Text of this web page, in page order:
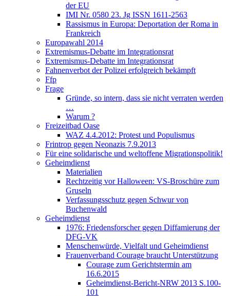
der EU
IMI Nr. 0580 23. Jg ISSN 1611-2563
Rassismus in Europa: Deportation der Roma in
Frankreich
Europawahl 2014
Extremismus-Debatte im Integrationsrat
Extremismus-Debatte im Integrationsrat
Fahnenverbot der Polizei erfolgreich bekämpft
Ffp
Frage
Gründe, so intern, dass sie nicht verraten werden
…
Warum ?
Freizeitbad Oase
WAZ 4.4.2012: Protest und Populismus
Frintrop gegen Neonazis 7.9.2013
Für eine solidarische und weltoffene Migrationspolitik!
Geheimdienst
Materialien
Rechtzeitig vor Halloween: VS-Broschüre zum
Gruseln
Verfassungsschutz gegen Schwur von
Buchenwald
Geheimdienst
1976: Friedensforscher gegen Diffamierung der
DFG-VK
Menschenwürde, Vielfalt und Geheimdienst
Frauenverband Courage braucht Unterstützung
Courage zum Gerichtstermin am
16.6.2015
Geheimdienst-Bericht-NRW 2013 S.100-
101